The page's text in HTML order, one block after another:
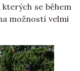
se během
možností velmi